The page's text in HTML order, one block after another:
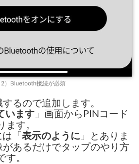
2）Bluetooth接続が必須
るので追加します。
います 」画面からPINコード
す。
「表示のように 」とありま
あるだけでタップのやり方
。